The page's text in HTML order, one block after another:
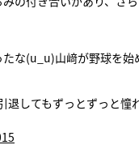
な(u_u)山﨑が野球を
してもずっとずっと憧